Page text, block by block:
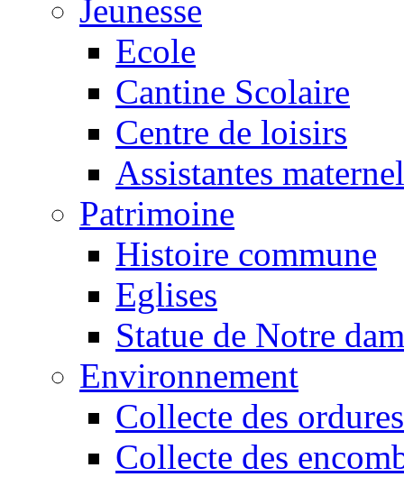
Jeunesse
Ecole
Cantine Scolaire
Centre de loisirs
Assistantes
Patrimoine
Histoire commune
Eglises
Statue de Notre
Environnement
Collecte des ordures
Collecte des